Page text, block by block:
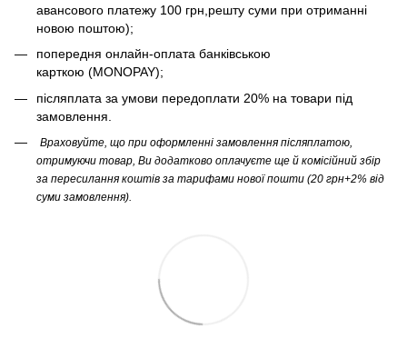
авансового платежу 100 грн,решту суми при отриманні
новою поштою);
попередня онлайн-оплата банківською
карткою (MONOPAY);
післяплата за умови передоплати 20% на товари під
замовлення.
Враховуйте, що при оформленні замовлення післяплатою,
отримуючи товар, Ви додатково оплачуєте ще й комісійний збір
за пересилання коштів за тарифами нової пошти (20 грн+2% від
суми замовлення).